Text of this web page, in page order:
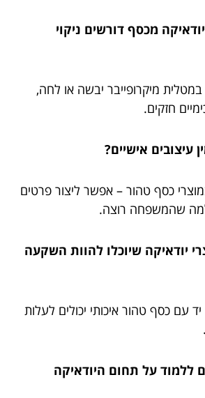
מכסף דורשים ניקוי
מיקרופייבר יבשה או לחה,
חזקים.
עיצובים אישיים?
כסף טהור – אפשר ליצור פרטים
שהמשפחה רוצה.
יודאיקה שיוכלו להוות השקעה
עם כסף טהור איכותי יכולים לעלות
ללמוד על תחום היודאיקה